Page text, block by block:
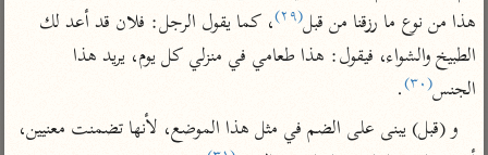
راسلنا •تليجرام •
تويتر
عن الباحث القرآني
هذا من نوع ما رزقنا من قبل(٢٩)
الجنس(٣٠)
.